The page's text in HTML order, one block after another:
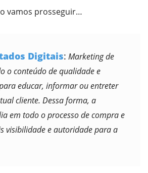
vamos prosseguir…
Digitais: Marketing de
o conteúdo de qualidade e
educar, informar ou entreter
cliente. Dessa forma, a
em todo o processo de compra e
visibilidade e autoridade para a